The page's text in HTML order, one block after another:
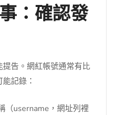
：確認發
告。網紅帳號通常有比
記錄：
（username，網址列裡